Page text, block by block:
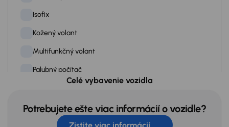
Isofix
Kožený volant
Multifunkčný volant
Palubný počítač
Radenie páčkami pod volantom
Celé vybavenie vozidla
Potrebujete ešte viac informácií o vozidle?
Zistite viac informácií